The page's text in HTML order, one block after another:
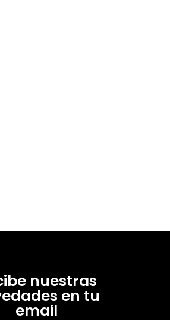
nuestras
en tu
email